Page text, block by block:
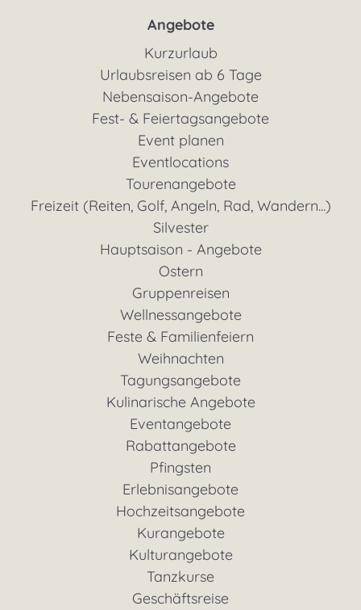
Angebote
Kurzurlaub
Urlaubsreisen ab 6 Tage
Nebensaison-Angebote
Fest- & Feiertagsangebote
Event planen
Eventlocations
Tourenangebote
Freizeit (Reiten, Golf, Angeln, Rad, Wandern...)
Silvester
Hauptsaison - Angebote
Ostern
Gruppenreisen
Wellnessangebote
Feste & Familienfeiern
Weihnachten
Tagungsangebote
Kulinarische Angebote
Eventangebote
Rabattangebote
Pfingsten
Erlebnisangebote
Hochzeitsangebote
Kurangebote
Kulturangebote
Tanzkurse
Geschäftsreise